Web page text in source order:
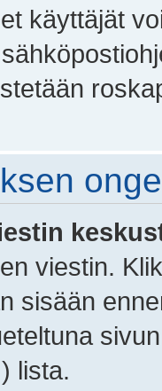
käyttäjät
viestin.
sisään
) lista.